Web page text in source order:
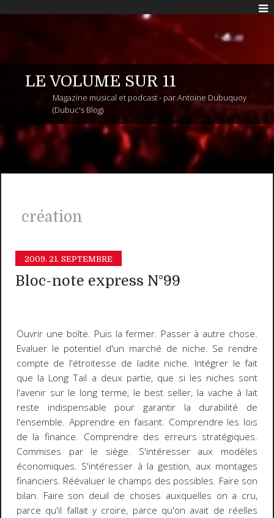
LE VOLUME SUR 11
Magazine musical et podcast - par Antoine Dubuquoy
(Dubuc's Blog)
création
2009. 21. SEPTEMBRE
Bloc-note express N°99
Ouvrir une boîte. Puis la fermer. Passer à autre chose.
Evaluer le potentiel d'un marché de niche. Se rendre
compte de l'étroitesse de ladite niche. Intégrer le fait
que la Long Tail a deux partie, que si les niches sont
l'avenir sur le long terme, le best seller, la vache à lait
reste indispensable pour garantir la durabilité de
l'ensemble. Apprendre en faisant. Comprendre les lois
de la finance. Comprendre des erreurs stratégiques.
Commises par le siège. S'intéresser aux modèles
économiques. S'intéresser à la gestion, aux montages
financiers. Réévaluer le champs des possibles. Faire son
bilan. Faire son deuil de choses auxquelles on a cru,
parce qu'il fallait y croire, parce qu'on avait de réelles